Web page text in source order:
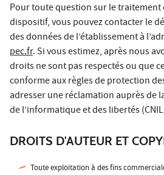
Pour toute question sur le traitement
dispositif, vous pouvez contacter le
des données de l’établissement à
pec.fr. Si vous estimez, après nous
droits ne sont pas respectés ou que
conforme aux règles de protection
adresser une réclamation auprès de
de l’informatique et des libertés
DROITS D'AUTEUR ET
Toute exploitation à des fins